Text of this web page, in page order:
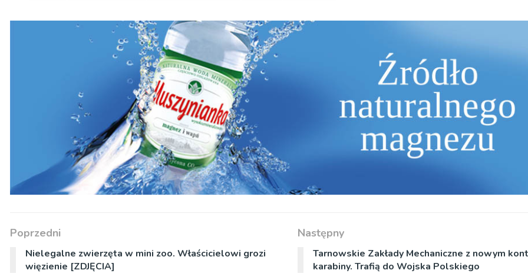
Poprzedni
Nielegalne zwierzęta w mini zoo. Właścicielowi grozi
więzienie [ZDJĘCIA]
Następny
Tarnowskie Zakłady Mechaniczne z nowym
karabiny. Trafią do Wojska Polskiego